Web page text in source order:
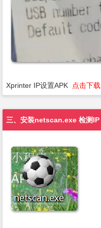
Xprinter IP设置APK 点击下载
三、安装netscan.exe 检测IP